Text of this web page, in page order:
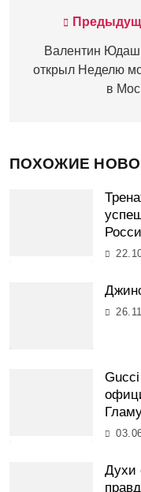
Навигация
записям
Валентин
открыл Неделю
в
ПОХОЖИЕ
Gucci
Духи